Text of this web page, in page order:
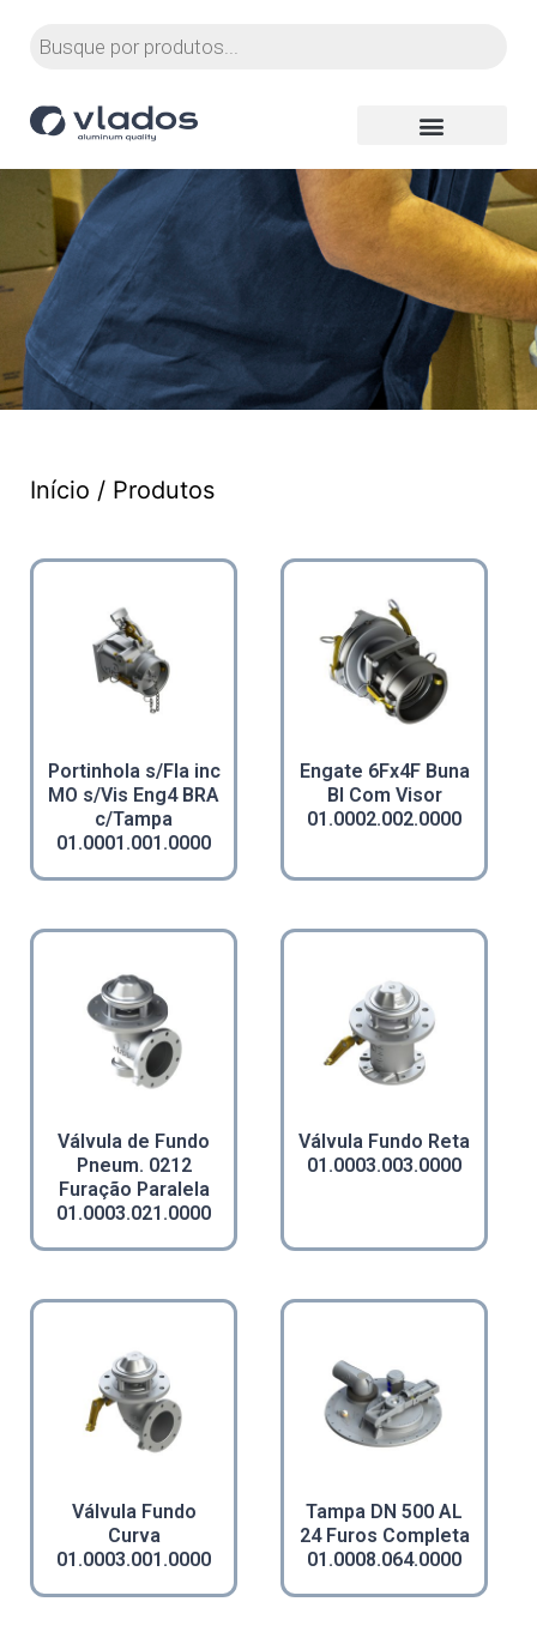
Início / Produtos
Portinhola s/Fla inc
MO s/Vis Eng4 BRA
c/Tampa
01.0001.001.0000
Engate 6Fx4F Buna
BI Com Visor
01.0002.002.0000
Válvula de Fundo
Pneum. 0212
Furação Paralela
01.0003.021.0000
Válvula Fundo Reta
01.0003.003.0000
Válvula Fundo
Curva
01.0003.001.0000
Tampa DN 500 AL
24 Furos Completa
01.0008.064.0000